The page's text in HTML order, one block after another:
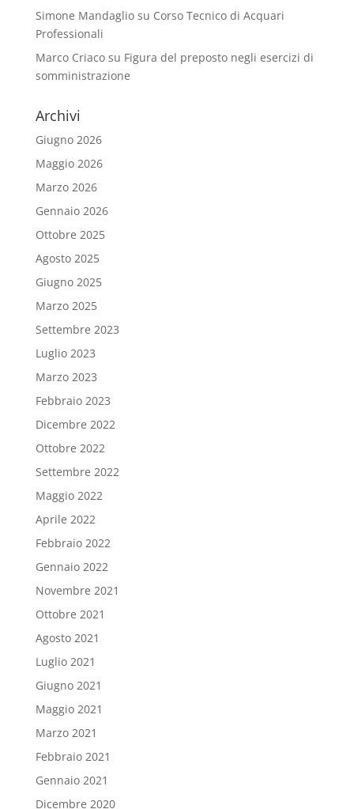
Simone Mandagliosu Corso Tecnico di Acquari
Professionali
Marco Criacosu Figura del preposto negli esercizi di
somministrazione
Archivi
Giugno 2026
Maggio 2026
Marzo 2026
Gennaio 2026
Ottobre 2025
Agosto 2025
Giugno 2025
Marzo 2025
Settembre 2023
Luglio 2023
Marzo 2023
Febbraio 2023
Dicembre 2022
Ottobre 2022
Settembre 2022
Maggio 2022
Aprile 2022
Febbraio 2022
Gennaio 2022
Novembre 2021
Ottobre 2021
Agosto 2021
Luglio 2021
Giugno 2021
Maggio 2021
Marzo 2021
Febbraio 2021
Gennaio 2021
Dicembre 2020